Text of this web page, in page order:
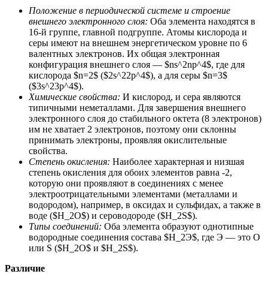
Положение в периодической системе и строение
внешнего электронного слоя: Оба элемента находятся в
16-й группе, главной подгруппе. Атомы кислорода и
серы имеют на внешнем энергетическом уровне по 6
валентных электронов. Их общая электронная
конфигурация внешнего слоя — $ns^2np^4$, где для
кислорода $n=2$ ($2s^22p^4$), а для серы $n=3$
($3s^23p^4$).
Химические свойства: И кислород, и сера являются
типичными неметаллами. Для завершения внешнего
электронного слоя до стабильного октета (8 электронов)
им не хватает 2 электронов, поэтому они склонны
принимать электроны, проявляя окислительные
свойства.
Степень окисления: Наиболее характерная и низшая
степень окисления для обоих элементов равна -2,
которую они проявляют в соединениях с менее
электроотрицательными элементами (металлами и
водородом), например, в оксидах и сульфидах, а также в
воде ($H_2O$) и сероводороде ($H_2S$).
Типы соединений: Оба элемента образуют однотипные
водородные соединения состава $H_2Э$, где Э — это O
или S ($H_2O$ и $H_2S$).
Различие